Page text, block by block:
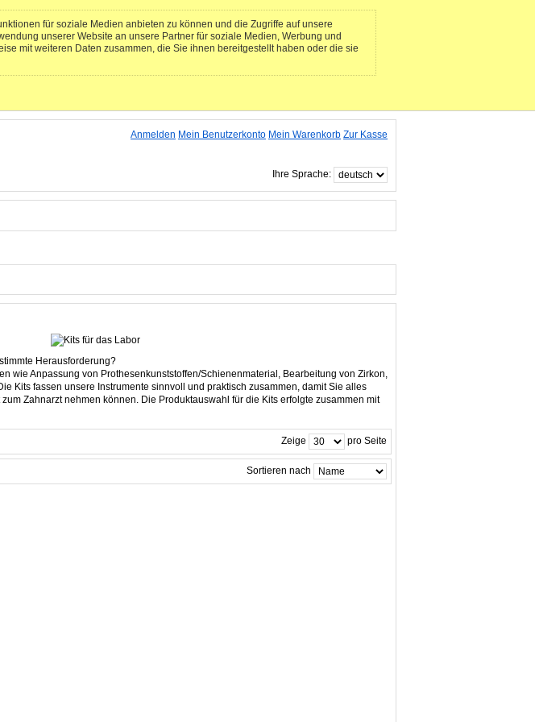
für soziale Medien anbieten zu können und die Zugriffe auf unsere
unserer Website an unsere Partner für soziale Medien, Werbung und
mit weiteren Daten zusammen, die Sie ihnen bereitgestellt haben oder die sie
Anmelden Mein Benutzerkonto Mein Warenkorb Zur Kasse
Ihre Sprache:
Herausforderung?
wie Anpassung von Prothesenkunststoffen/Schienenmaterial, Bearbeitung von Zirkon,
Kits fassen unsere Instrumente sinnvoll und praktisch zusammen, damit Sie alles
Zahnarzt nehmen können. Die Produktauswahl für die Kits erfolgte zusammen mit
Zeige pro Seite
Sortieren nach